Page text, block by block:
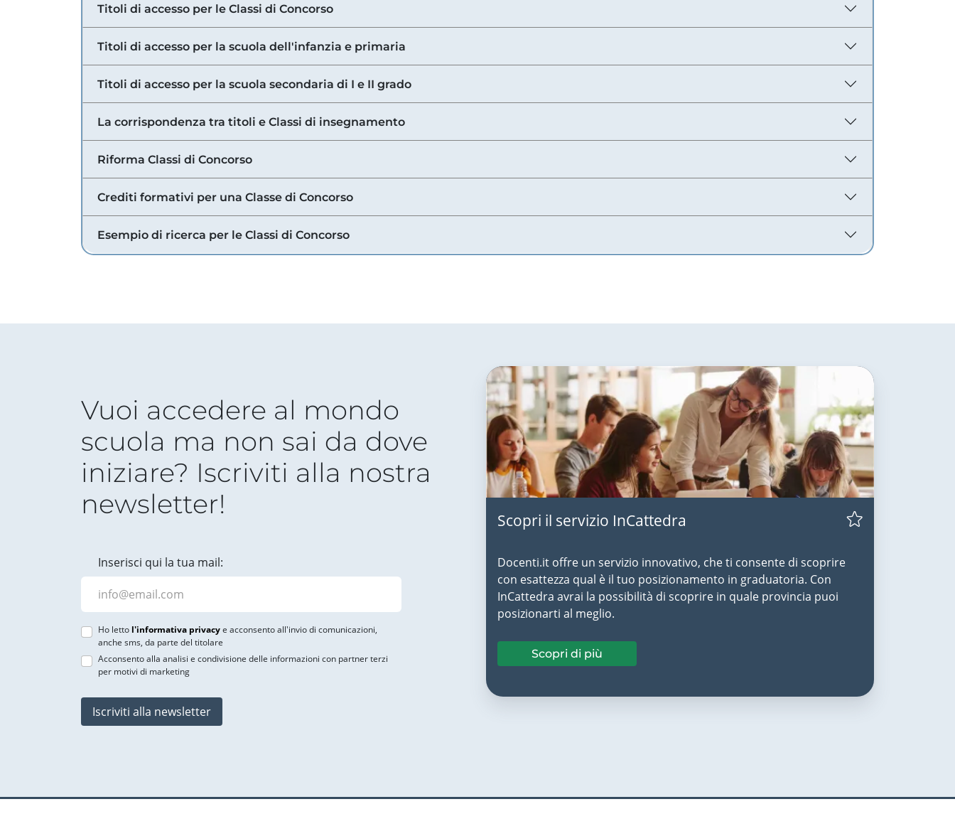
Titoli di accesso per le Classi di Concorso
Titoli di accesso per la scuola dell'infanzia e primaria
Titoli di accesso per la scuola secondaria di I e II grado
La corrispondenza tra titoli e Classi di insegnamento
Riforma Classi di Concorso
Crediti formativi per una Classe di Concorso
Esempio di ricerca per le Classi di Concorso
Vuoi accedere al mondo
scuola ma non sai da dove
iniziare? Iscriviti alla nostra
newsletter!
Inserisci qui la tua mail:
Ho letto l'informativa privacye acconsento all'invio di comunicazioni,
anche sms, da parte del titolare
Acconsento alla analisi e condivisione delle informazioni con partner terzi
per motivi di marketing
Iscriviti alla newsletter
Scopri il servizio InCattedra
Docenti.it offre un servizio innovativo, che ti consente di scoprire
con esattezza qual è il tuo posizionamento in graduatoria. Con
InCattedra avrai la possibilità di scoprire in quale provincia puoi
posizionarti al meglio.
Scopri di più